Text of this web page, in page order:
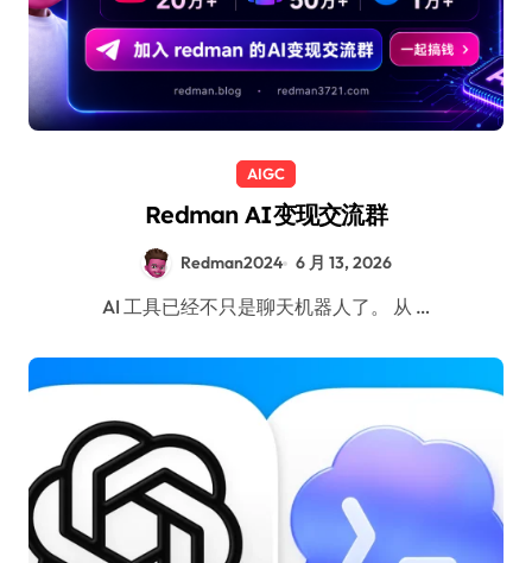
AIGC
Redman AI变现交流群
Redman2024 6 月 13, 2026
AI 工具已经不只是聊天机器人了。 从 …